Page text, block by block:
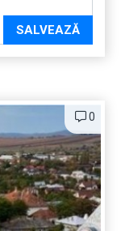
SALVEAZĂ
0